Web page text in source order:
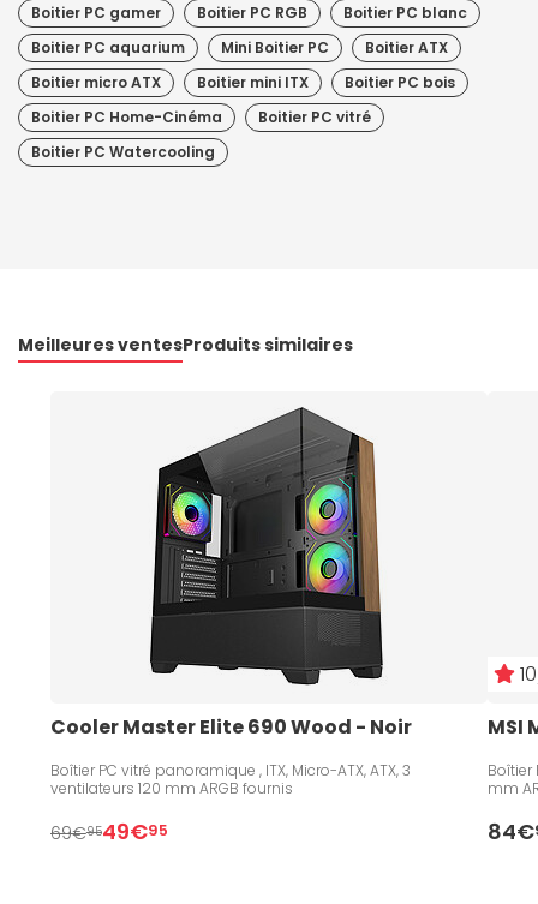
Boitier PC gamer Boitier PC RGB
Boitier PC blanc
Boitier PC aquarium
Mini Boitier PC
Boitier ATX
Boitier micro ATX
Boitier mini ITX
Boitier PC bois
Boitier PC Home-Cinéma
Boitier PC vitré
Boitier PC Watercooling
Meilleures ventesProduits similaires
Cooler Master Elite 690 Wood - Noir
Boîtier PC vitré panoramique , ITX, Micro-ATX, ATX, 3
ventilateurs 120 mm ARGB fournis
69€9549€95
MSI
Boîtier
mm
84€